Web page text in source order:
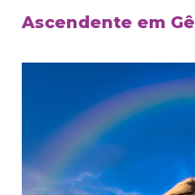
Ascendente em